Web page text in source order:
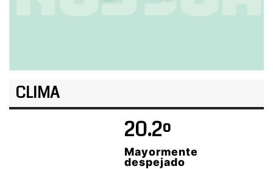
CLIMA
20.2º
Mayormente
despejado